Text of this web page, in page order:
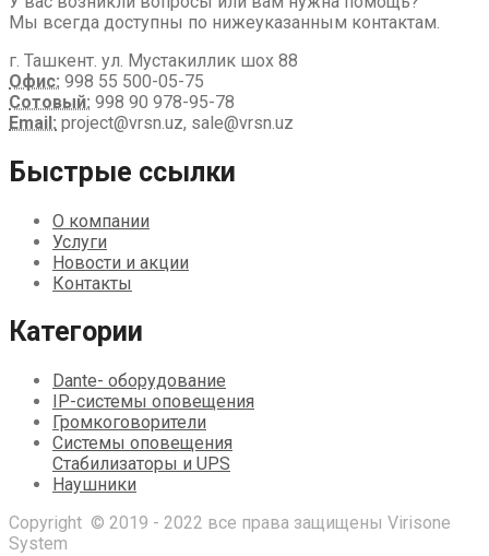
Мы всегда доступны по нижеуказанным контактам.
г. Ташкент. ул. Мустакиллик шох 88
Офис: 998 55 500-05-75
Сотовый: 998 90 978-95-78
Email: project@vrsn.uz, sale@vrsn.uz
Быстрые ссылки
О компании
Услуги
Новости и акции
Контакты
Категории
Dante- оборудование
IP-системы оповещения
Громкоговорители
Системы оповещения
Стабилизаторы и UPS
Наушники
Copyright © 2019 - 2022 все права защищены Virisone
System